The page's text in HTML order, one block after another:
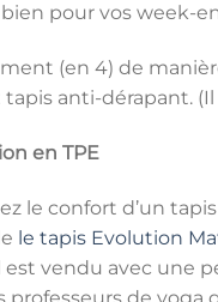
pour vos week-
(en 4) de
anti-dérapant.
en TPE
le confort d’un
le tapis Evolution
est vendu avec une